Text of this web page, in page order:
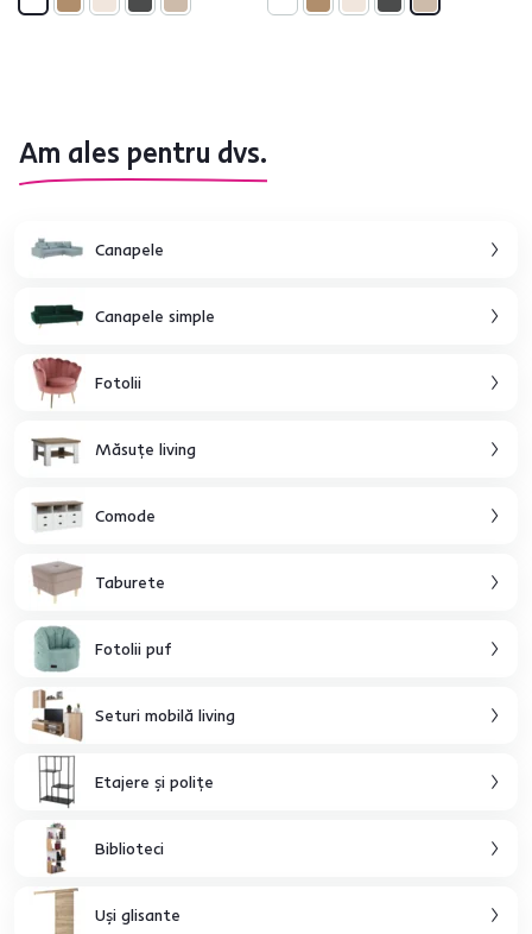
Am ales pentru dvs.
Canapele
Canapele simple
Fotolii
Măsuţe living
Comode
Taburete
Fotolii puf
Seturi mobilă living
Etajere şi poliţe
Biblioteci
Uşi glisante